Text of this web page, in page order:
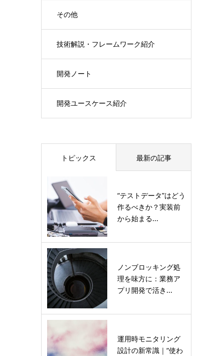
その他
技術解説・フレームワーク紹介
開発ノート
開発ユースケース紹介
トピックス 最新の記事
“テストデータ”はどう
作るべきか？実装前
から始まる...
ノンブロッキング処
理を味方に：業務ア
プリ開発で活き...
運用時モニタリング
設計の新常識｜“使わ